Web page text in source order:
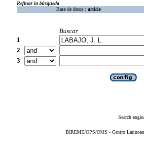
Refinar la búsqueda
Base de datos : article
Buscar
1
2
3
Search
BIREME/OPS/OMS - Centro